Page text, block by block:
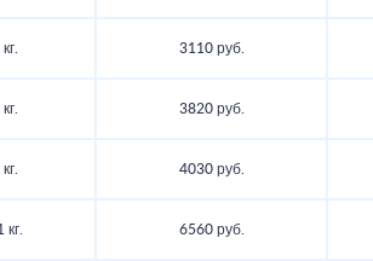
3110 руб.
3820 руб.
4030 руб.
кг. 6560 руб.